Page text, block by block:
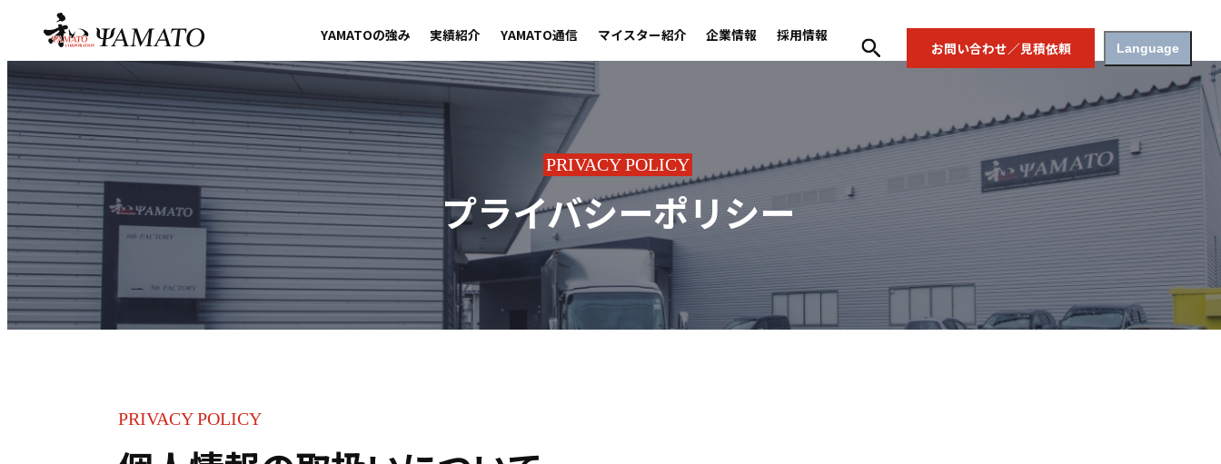
YAMATOの強み 実績紹介 YAMATO通信 マイスター紹介 企業情報 採用情報
お問い合わせ／見積依頼 Language
PRIVACY POLICY
プライバシーポリシー
PRIVACY POLICY